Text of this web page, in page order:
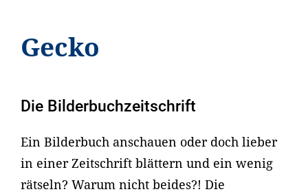
Gecko
Die Bilderbuchzeitschrift
Ein Bilderbuch anschauen oder doch lieber
in einer Zeitschrift blättern und ein wenig
rätseln? Warum nicht beides?! Die